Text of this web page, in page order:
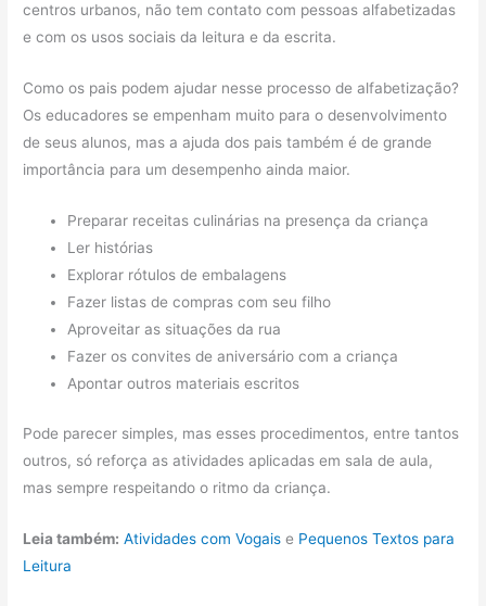
centros urbanos, não tem contato com pessoas alfabetizadas
e com os usos sociais da leitura e da escrita.
Como os pais podem ajudar nesse processo de alfabetização?
Os educadores se empenham muito para o desenvolvimento
de seus alunos, mas a ajuda dos pais também é de grande
importância para um desempenho ainda maior.
Preparar receitas culinárias na presença da criança
Ler histórias
Explorar rótulos de embalagens
Fazer listas de compras com seu filho
Aproveitar as situações da rua
Fazer os convites de aniversário com a criança
Apontar outros materiais escritos
Pode parecer simples, mas esses procedimentos, entre tantos
outros, só reforça as atividades aplicadas em sala de aula,
mas sempre respeitando o ritmo da criança.
Leia também: Atividades com Vogais e Pequenos Textos para
Leitura